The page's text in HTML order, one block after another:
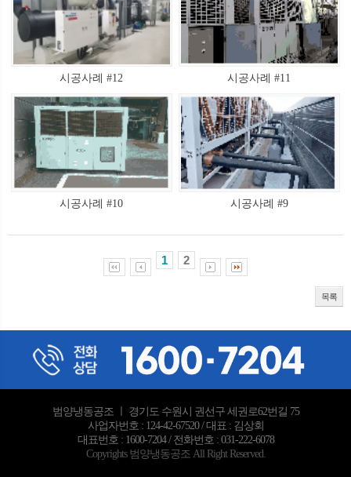
시공사례 #12 시공사례 #11
시공사례 #10 시공사례 #9
1 2
목록
범양냉동공조 ㅣ 경기도 수원시 권선구 세권로62번길 75
사업자번호 : 124-42-67520 / 대표 : 김상회
대표번호 : 1600-7204 / 전화번호 : 031-222-6078
Copyrights 범양냉동공조 All Right Reserved.